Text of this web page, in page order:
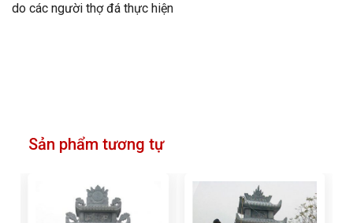
do các người thợ đá thực hiện
Sản phẩm tương tự